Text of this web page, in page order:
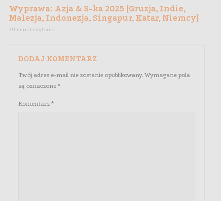
Wyprawa: Azja & S-ka 2025 [Gruzja, Indie,
Malezja, Indonezja, Singapur, Katar, Niemcy]
39 minut czytania
DODAJ KOMENTARZ
Twój adres e-mail nie zostanie opublikowany. Wymagane pola
są oznaczone *
Komentarz *